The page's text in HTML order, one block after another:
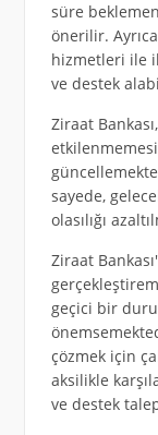
süre
önerilir.
hizmetleri ile
ve destek
Ziraat
sayede,
olasılığı
Ziraat
geçici bir
çözmek için
aksilikle
ve destek